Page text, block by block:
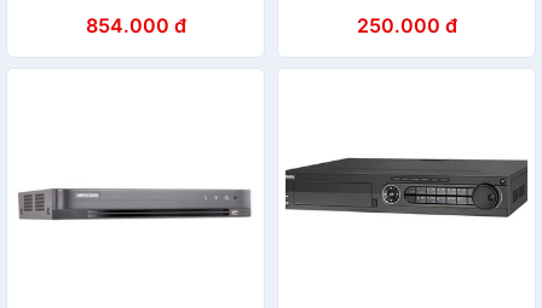
854.000 đ 250.000 đ